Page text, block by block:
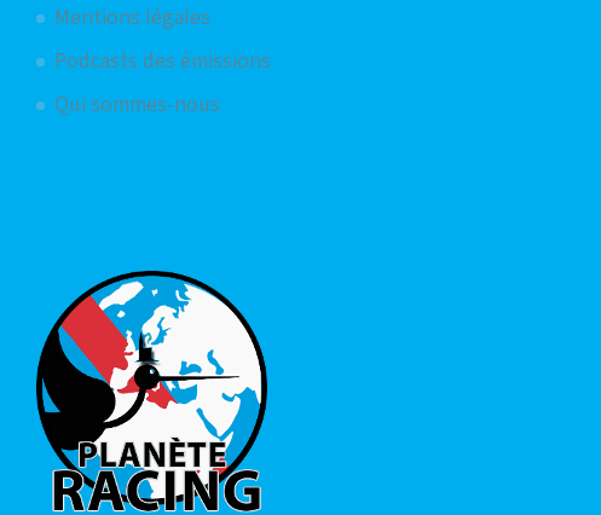
Mentions légales
Podcasts des émissions
Qui sommes-nous